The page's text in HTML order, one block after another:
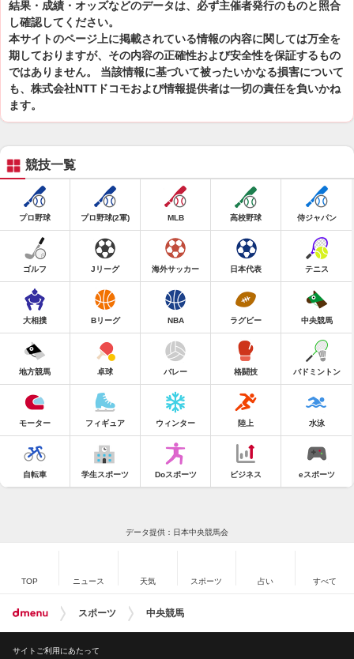
結果・成績・オッズなどのデータは、必ず主催者発行のものと照合
し確認してください。
本サイトのページ上に掲載されている情報の内容に関しては万全を
期しておりますが、その内容の正確性および安全性を保証するもの
ではありません。 当該情報に基づいて被ったいかなる損害について
も、株式会社NTTドコモおよび情報提供者は一切の責任を負いかね
ます。
競技一覧
プロ野球 プロ野球(2軍) MLB 高校野球 侍ジャパン
ゴルフ Jリーグ 海外サッカー 日本代表 テニス
大相撲 Bリーグ NBA ラグビー 中央競馬
地方競馬 卓球 バレー 格闘技 バドミントン
モーター フィギュア ウィンター 陸上 水泳
自転車 学生スポーツ Doスポーツ ビジネス eスポーツ
データ提供：日本中央競馬会
TOP ニュース 天気 スポーツ 占い すべて
スポーツ 中央競馬
サイトご利用にあたって